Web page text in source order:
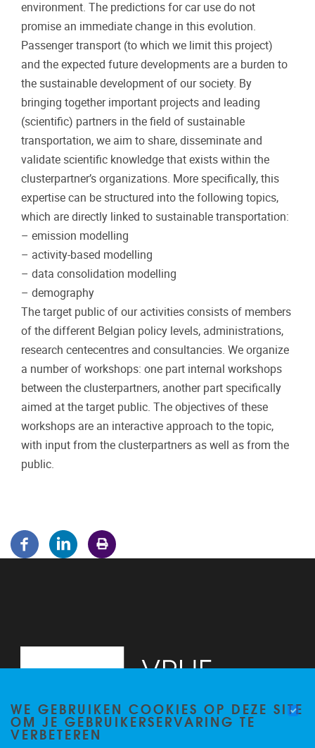
environment. The predictions for car use do not
promise an immediate change in this evolution.
Passenger transport (to which we limit this project)
and the expected future developments are a burden to
the sustainable development of our society. By
bringing together important projects and leading
(scientific) partners in the field of sustainable
transportation, we aim to share, disseminate and
validate scientific knowledge that exists within the
clusterpartner’s organizations. More specifically, this
expertise can be structured into the following topics,
which are directly linked to sustainable transportation:
– emission modelling
– activity-based modelling
– data consolidation modelling
– demography
The target public of our activities consists of members
of the different Belgian policy levels, administrations,
research centecentres and consultancies. We organize
a number of workshops: one part internal workshops
between the clusterpartners, another part specifically
aimed at the target public. The objectives of these
workshops are an interactive approach to the topic,
with input from the clusterpartners as well as from the
public.
WE GEBRUIKEN COOKIES OP DEZE SITE
OM JE GEBRUIKERSERVARING TE
VERBETEREN